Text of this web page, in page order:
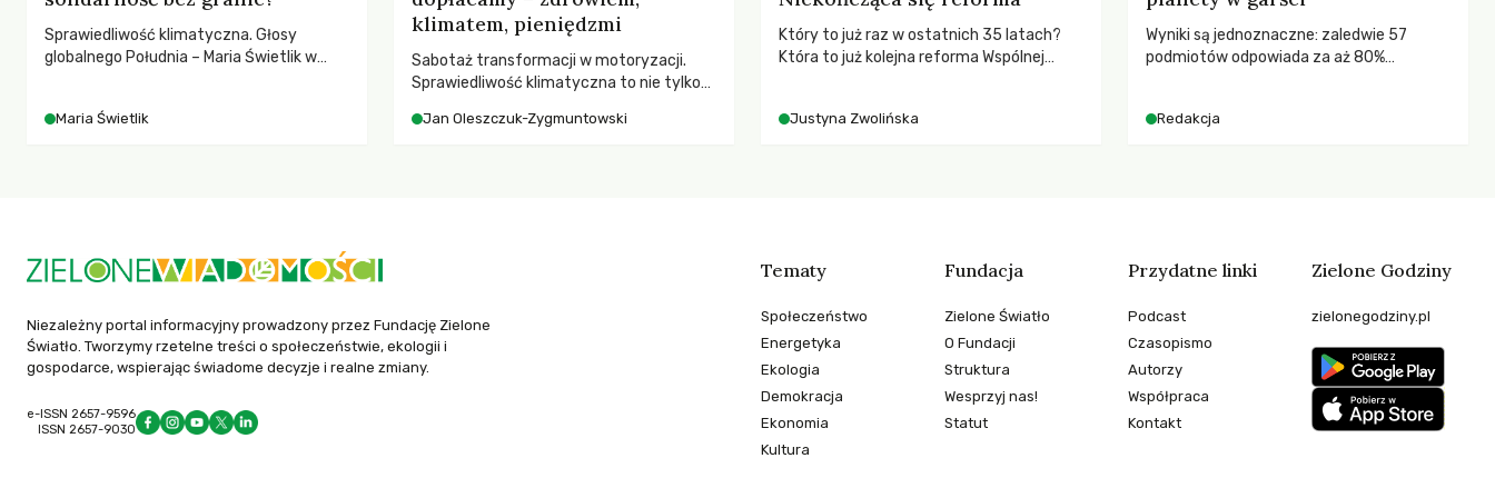
Sprawiedliwość klimatyczna. Głosy
globalnego Południa – Maria Świetlik w
Maria Świetlik
klimatem, pieniędzmi
Sabotaż transformacji w motoryzacji.
Sprawiedliwość klimatyczna to nie tylko
ponosi konsekwencje globalnego
Jan Oleszczuk-Zygmuntowski
Który to już raz w ostatnich 35 latach?
Która to już kolejna reforma Wspólnej
społeczne?
Justyna Zwolińska
Wyniki są jednoznaczne: zaledwie 57
podmiotów odpowiada za aż 80%
Redakcja
Niezależny portal informacyjny prowadzony przez Fundację Zielone
Światło. Tworzymy rzetelne treści o społeczeństwie, ekologii i
gospodarce, wspierając świadome decyzje i realne zmiany.
e-ISSN 2657-9596
ISSN 2657-9030
Tematy
Społeczeństwo
Energetyka
Ekologia
Demokracja
Ekonomia
Kultura
Fundacja
Zielone Światło
O Fundacji
Struktura
Wesprzyj nas!
Statut
Przydatne linki
Podcast
Czasopismo
Autorzy
Współpraca
Kontakt
Zielone Godziny
zielonegodziny.pl